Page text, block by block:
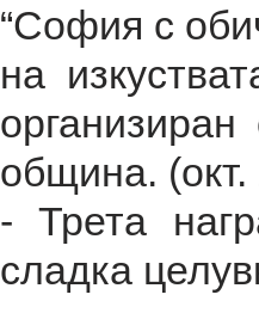
“София с
на
община. (окт.
- Трета
сладка